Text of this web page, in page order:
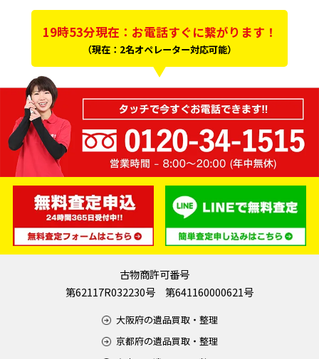
19時53分現在：お電話すぐに繋がります！
（現在：2名オペレーター対応可能）
古物商許可番号
第62117R032230号 第641160000621号
大阪府の遺品買取・整理
京都府の遺品買取・整理